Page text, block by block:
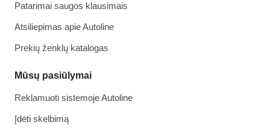
Patarimai saugos klausimais
Atsiliepimas apie Autoline
Prekių ženklų katalogas
Mūsų pasiūlymai
Reklamuoti sistemoje Autoline
Įdėti skelbimą